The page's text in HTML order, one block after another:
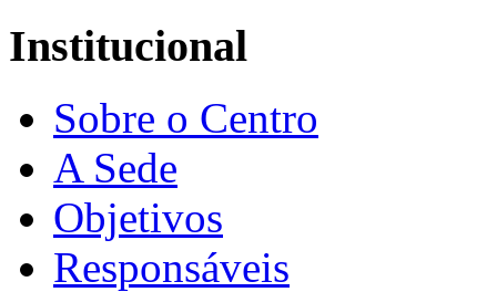
Institucional
Sobre o Centro
A Sede
Objetivos
Responsáveis